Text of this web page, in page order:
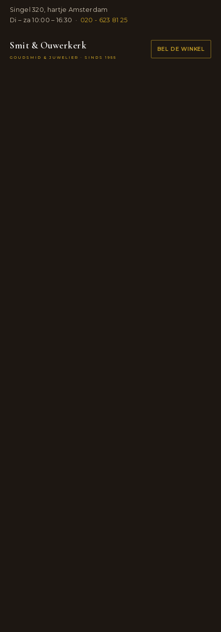
Singel 320, hartje Amsterdam
Di – za 10:00 – 16:30 · 020 - 623 81 25
Smit & Ouwerkerk
GOUDSMID & JUWELIER · SINDS 1955
BEL DE WINKEL